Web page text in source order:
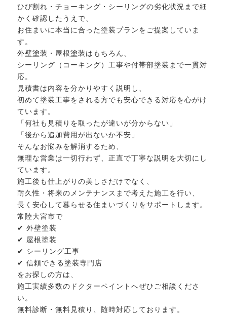
ひび割れ・チョーキング・シーリングの劣化状況まで細
かく確認したうえで、
お住まいに本当に合った塗装プランをご提案していま
す。
外壁塗装・屋根塗装はもちろん、
シーリング（コーキング）工事や付帯部塗装まで一貫対
応。
見積書は内容を分かりやすく説明し、
初めて塗装工事をされる方でも安心できる対応を心がけ
ています。
「何社も見積りを取ったが違いが分からない」
「後から追加費用が出ないか不安」
そんなお悩みを解消するため、
無理な営業は一切行わず、正直で丁寧な説明を大切にし
ています。
施工後も仕上がりの美しさだけでなく、
耐久性・将来のメンテナンスまで考えた施工を行い、
長く安心して暮らせる住まいづくりをサポートします。
常陸大宮市で
✔ 外壁塗装
✔ 屋根塗装
✔ シーリング工事
✔ 信頼できる塗装専門店
をお探しの方は、
施工実績多数のドクターペイントへぜひご相談くださ
い。
無料診断・無料見積り、随時対応しております。